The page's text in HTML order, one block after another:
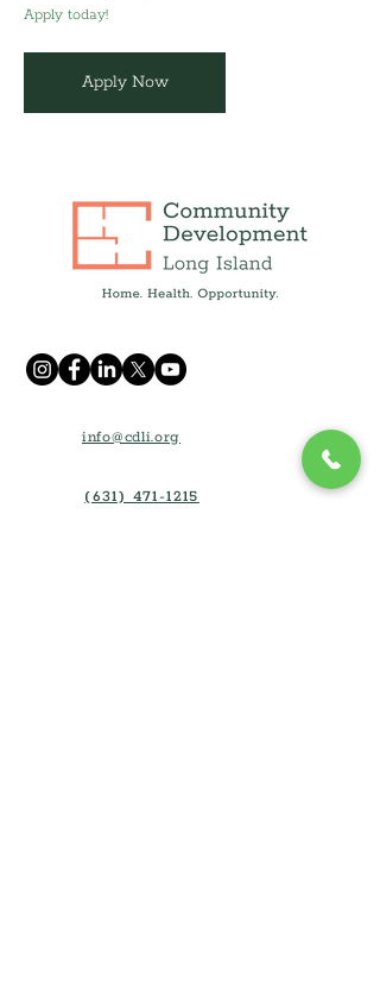
Apply today!
Apply Now
info@cdli.org
(631) 471-1215